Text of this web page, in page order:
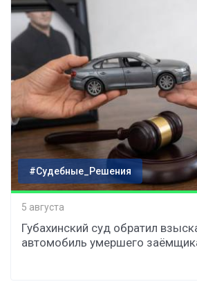
#Судебные_Решения
5 августа
Губахинский суд обратил
автомобиль умершего